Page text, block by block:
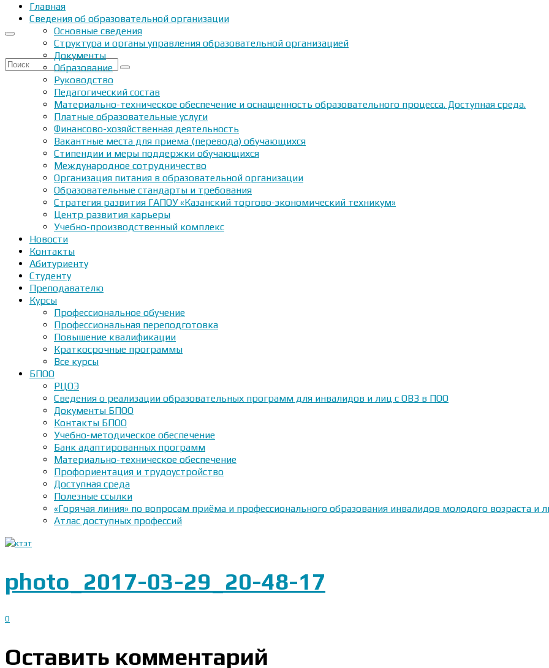
Искать:
Главная
Сведения об образовательной организации
Основные сведения
Структура и органы управления образовательной организацией
Документы
Образование
Руководство
Педагогический состав
Материально-техническое обеспечение и оснащенность образовательного процесса. Доступная среда.
Платные образовательные услуги
Финансово-хозяйственная деятельность
Вакантные места для приема (перевода) обучающихся
Стипендии и меры поддержки обучающихся
Международное сотрудничество
Организация питания в образовательной организации
Образовательные стандарты и требования
Стратегия развития ГАПОУ «Казанский торгово-экономический техникум»
Центр развития карьеры
Учебно-производственный комплекс
Новости
Контакты
Абитуриенту
Студенту
Преподавателю
Курсы
Профессиональное обучение
Профессиональная переподготовка
Повышение квалификации
Краткосрочные программы
Все курсы
БПОО
РЦОЭ
Сведения о реализации образовательных программ для инвалидов и лиц с ОВЗ в ПОО
Документы БПОО
Контакты БПОО
Учебно-методическое обеспечение
Банк адаптированных программ
Материально-техническое обеспечение
Профориентация и трудоустройство
Доступная среда
Полезные ссылки
«Горячая линия» по вопросам приёма и профессионального образования инвалидов молодого возраста
Атлас доступных профессий
photo_2017-03-29_20-48-17
0
Оставить комментарий